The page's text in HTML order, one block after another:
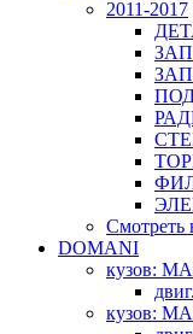
2011-2017
Смотреть
DOMANI
кузов:
кузов: